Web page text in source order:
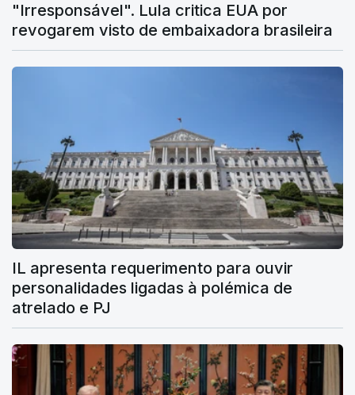
"Irresponsável". Lula critica EUA por
revogarem visto de embaixadora brasileira
IL apresenta requerimento para ouvir
personalidades ligadas à polémica de
atrelado e PJ